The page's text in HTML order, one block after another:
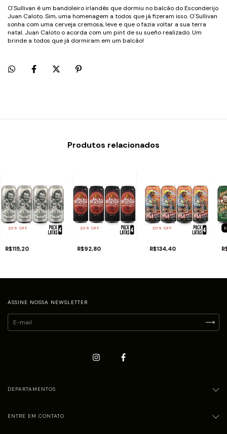
O´Sullivan é um bandoleiro irlandês que dormiu no balcão do Esconderijo
Juan Caloto. Sim, uma homenagem a todos que já fizeram isso. O´Sullivan
sonha com uma cerveja cremosa, leve e que o fazia voltar a sua terra
natal. Juan Caloto o acorda com um pint de su sueño realizado. Um
brinde a todos que já dormiram em um balcão!
Produtos relacionados
20 % OFF
R$115,20
20 %OFF
R$92,80
20 % OFF
R$134,40
ASSINE NOSSA NEWSLETTER
DEPARTAMENTOS
ENTRE EM CONTATO